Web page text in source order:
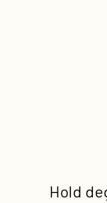
Hold